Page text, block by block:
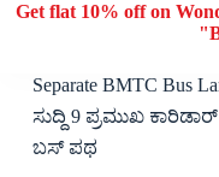
Get flat 10% off on
Separate BMTC
ಸುದ್ದಿ 9 ಪ್ರಮುಖ
ಬಸ್ ಪಥ